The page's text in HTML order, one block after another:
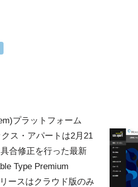
プラットフォーム
クス・アパートは2月21
合修正を行った最新
Type Premium
ースはクラウド版のみ